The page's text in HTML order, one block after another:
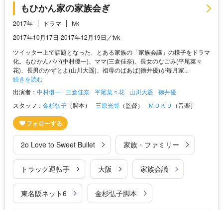
もひかん家の家族会ぎ
2017年 ドラマ
tvk
2017年10月17日-2017年12月19日／tvk
ツイッター上で話題となった、とある家族の「家族会議」の様子をドラマ
化。もひかんパパ(中村優一)、ママ(三倉佳奈)、長女のなごみ(平尾菜々
花)、長男のかずとよ(山川大遥)、祖母のばあば(徳井優)が毎月家...
続きを読む
出演者： 中村優一 三倉佳奈 平尾菜々花 山川大遥
徳井優
スタッフ： 金杉弘子 （脚本） 三原光尋 （監督） ＭＯＫＵ （音楽）
2o Love to Sweet Bullet 家族・ファミリー
トラック運転手 大阪 家族会議
東名阪ネット6 金杉弘子脚本